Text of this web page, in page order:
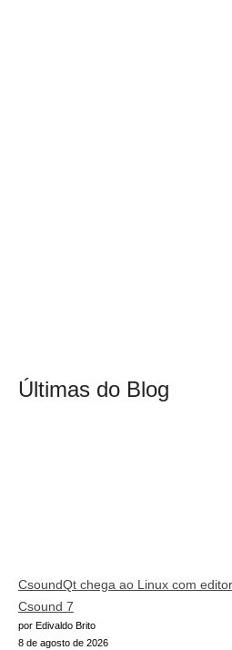
Últimas do Blog
CsoundQt chega ao Linux com
Csound 7
por Edivaldo Brito
8 de agosto de 2026